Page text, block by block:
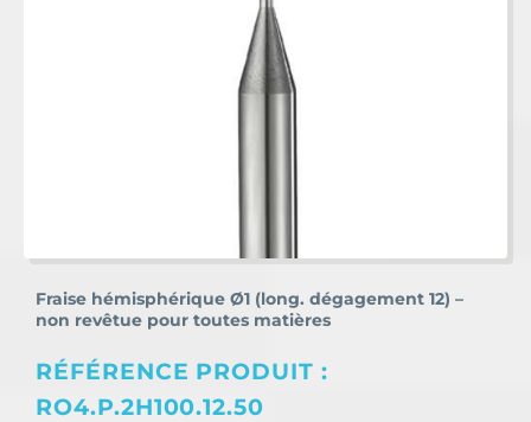
Fraise hémisphérique Ø1 (long. dégagement 12) –
non revêtue pour toutes matières
RÉFÉRENCE PRODUIT :
RO4.P.2H100.12.50